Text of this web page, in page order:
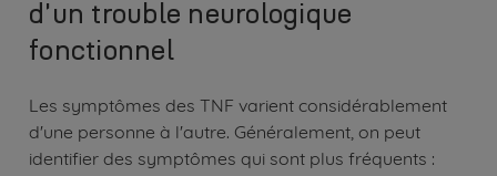
d'un trouble neurologique
fonctionnel
Les symptômes des TNF varient considérablement
d'une personne à l'autre. Généralement, on peut
identifier des symptômes qui sont plus fréquents :